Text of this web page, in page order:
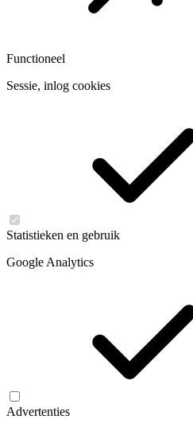
Functioneel
Sessie, inlog cookies
Statistieken en gebruik
Google Analytics
Advertenties